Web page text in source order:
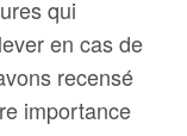
qui
en cas de
recensé
importance